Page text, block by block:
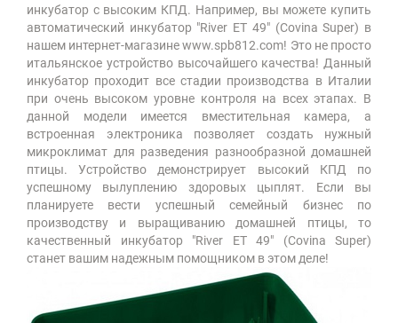
инкубатор с высоким КПД. Например, вы можете купить
автоматический инкубатор "River ET 49" (Covina Super) в
нашем интернет-магазине www.spb812.com! Это не просто
итальянское устройство высочайшего качества! Данный
инкубатор проходит все стадии производства в Италии
при очень высоком уровне контроля на всех этапах. В
данной модели имеется вместительная камера, а
встроенная электроника позволяет создать нужный
микроклимат для разведения разнообразной домашней
птицы. Устройство демонстрирует высокий КПД по
успешному вылуплению здоровых цыплят. Если вы
планируете вести успешный семейный бизнес по
производству и выращиванию домашней птицы, то
качественный инкубатор "River ET 49" (Covina Super)
станет вашим надежным помощником в этом деле!